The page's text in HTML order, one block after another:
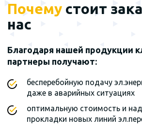
Почему стоит
нас
Благодаря нашей продукции
партнеры получают:
бесперебойную подачу
даже в аварийных ситуациях
оптимальную стоимость и
прокладки новых линий